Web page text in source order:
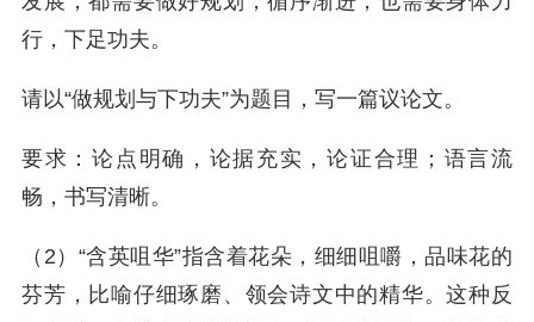
行，下足功夫。
请以“做规划与下功夫”为题目，写一篇议论文。
要求：论点明确，论据充实，论证合理；语言流
畅，书写清晰。
（2）“含英咀华”指含着花朵，细细咀嚼，品味花的
芬芳，比喻仔细琢磨、领会诗文中的精华。这种反